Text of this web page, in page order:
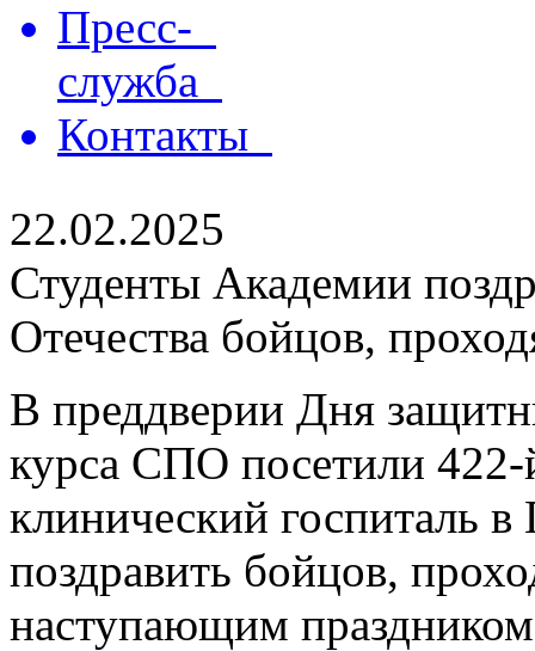
Пресс-
служба
Контакты
22.02.2025
Студенты Академии
Отечества бойцов,
В преддверии Дня
курса СПО посетили
клинический госпиталь
поздравить бойцов,
наступающим